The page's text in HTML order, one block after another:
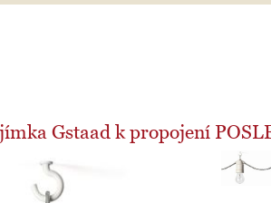
Gstaad k propojení